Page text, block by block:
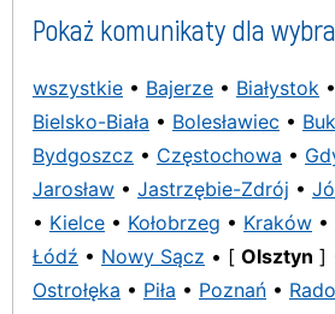
Pokaż komunikaty dla
wszystkie • Bajerze • Białystok •
Bielsko-Biała • Bolesławiec •
Bydgoszcz • Częstochowa •
Jarosław • Jastrzębie-Zdrój •
• Kielce • Kołobrzeg • Kraków •
Łódź • Nowy Sącz • [ Olsztyn ]
Ostrołęka • Piła • Poznań •